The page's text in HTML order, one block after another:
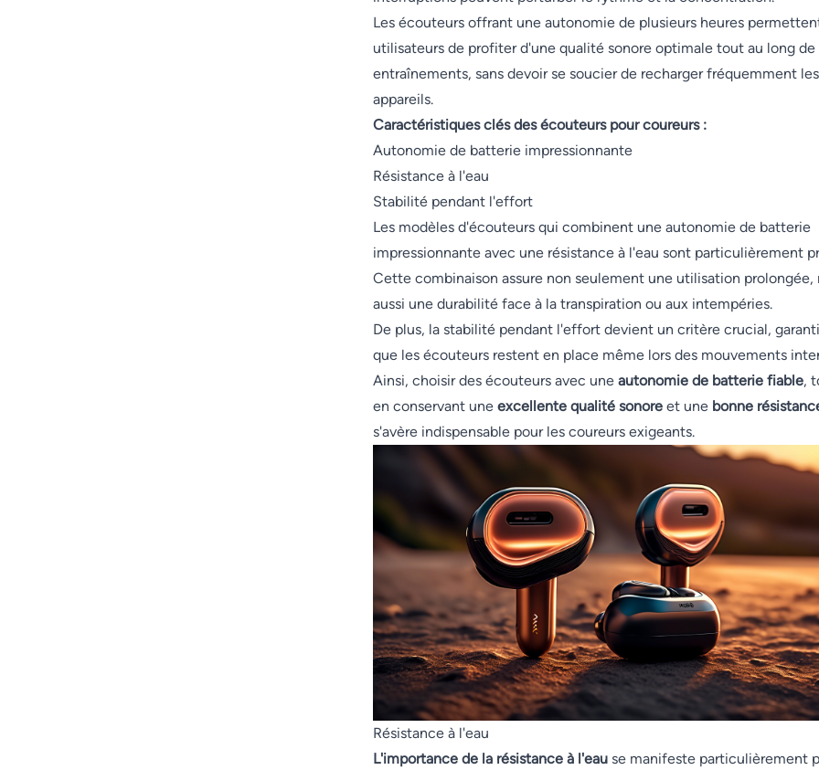
Les écouteurs offrant une autonomie de plusieurs heures
utilisateurs de profiter d'une qualité sonore optimale tout au long de
entraînements, sans devoir se soucier de recharger fréquemment les
appareils.
Caractéristiques clés des écouteurs pour coureurs :
Autonomie de batterie impressionnante
Résistance à l'eau
Stabilité pendant l'effort
Les modèles d'écouteurs qui combinent une autonomie de batterie
impressionnante avec une résistance à l'eau sont particulièrement
Cette combinaison assure non seulement une utilisation prolongée,
aussi une durabilité face à la transpiration ou aux intempéries.
De plus, la stabilité pendant l'effort devient un critère crucial,
que les écouteurs restent en place même lors des mouvements
Ainsi, choisir des écouteurs avec une autonomie de batterie fiable,
en conservant une excellente qualité sonore et une bonne
s'avère indispensable pour les coureurs exigeants.
Résistance à l'eau
L'importance de la résistance à l'eau se manifeste particulièrement